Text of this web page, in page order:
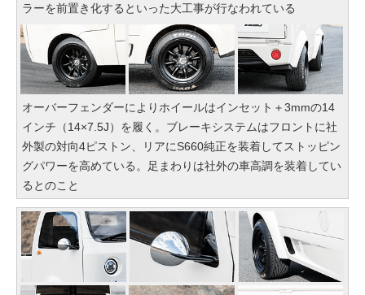
ラーを前置き化するといった大工事が行なわれている
オーバーフェンダーによりホイールはインセット＋3mmの14
インチ（14×7.5J）を履く。ブレーキシステムはフロントに社
外製の対向4ピストン、リアにS660純正を装着してストッピン
グパワーを高めている。足まわりは社外の車高調を装着してい
るとのこと